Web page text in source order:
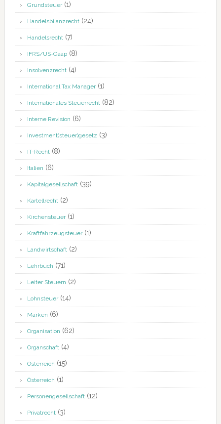
Grundsteuer(1)
Handelsbilanzrecht(24)
Handelsrecht(7)
IFRS/US-Gaap(8)
Insolvenzrecht(4)
International Tax Manager(1)
Internationales Steuerrecht(82)
Interne Revision (6)
Investment(steuer)gesetz (3)
IT-Recht(8)
Italien (6)
Kapitalgesellschaft(39)
Kartellrecht(2)
Kirchensteuer(1)
Kraftfahrzeugsteuer(1)
Landwirtschaft(2)
Lehrbuch (71)
Leiter Steuern (2)
Lohnsteuer(14)
Marken (6)
Organisation (62)
Organschaft(4)
Österreich (15)
Österreich (1)
Personengesellschaft(12)
Privatrecht(3)